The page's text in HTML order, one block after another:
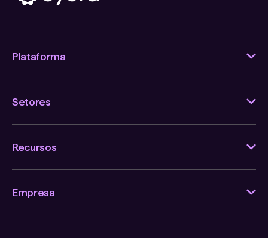
Plataforma
Setores
Recursos
Empresa